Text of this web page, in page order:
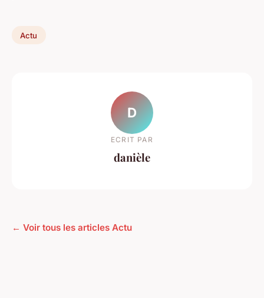
Actu
D
ECRIT PAR
danièle
← Voir tous les articles Actu